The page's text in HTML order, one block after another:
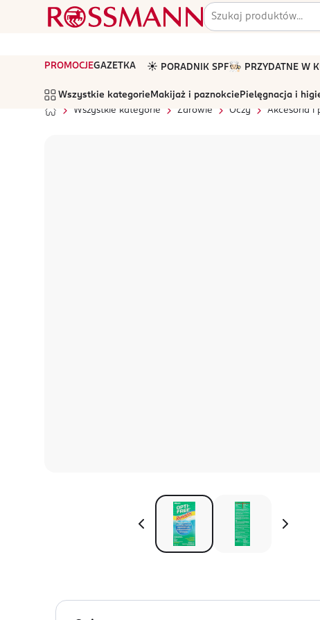
PROMOCJEGAZETKA ☀️ PORADNIK SPF🧑🏻‍🍳 PRZYDATNE W
Wszystkie kategorie Makijaż i paznokcie Pielęgnacja i
Wszystkie kategorie
Zdrowie Oczy Akcesoria i